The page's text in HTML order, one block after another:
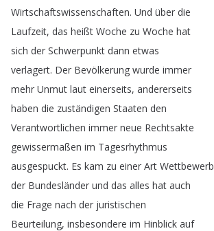
Wirtschaftswissenschaften. Und über die
Laufzeit, das heißt Woche zu Woche hat
sich der Schwerpunkt dann etwas
verlagert. Der Bevölkerung wurde immer
mehr Unmut laut einerseits, andererseits
haben die zuständigen Staaten den
Verantwortlichen immer neue Rechtsakte
gewissermaßen im Tagesrhythmus
ausgespuckt. Es kam zu einer Art Wettbewerb
der Bundesländer und das alles hat auch
die Frage nach der juristischen
Beurteilung, insbesondere im Hinblick auf